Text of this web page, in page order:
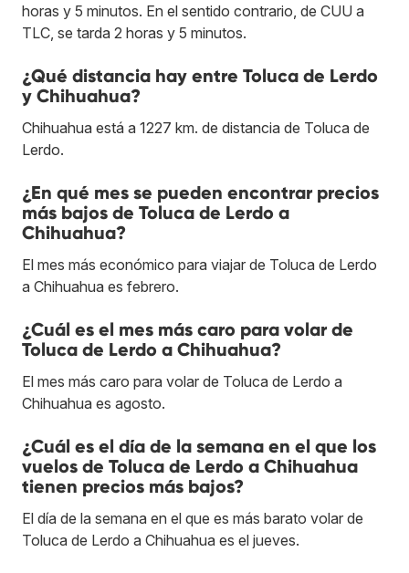
horas y 5 minutos. En el sentido contrario, de CUU a
TLC, se tarda 2 horas y 5 minutos.
¿Qué distancia hay entre Toluca de Lerdo
y Chihuahua?
Chihuahua está a 1227 km. de distancia de Toluca de
Lerdo.
¿En qué mes se pueden encontrar precios
más bajos de Toluca de Lerdo a
Chihuahua?
El mes más económico para viajar de Toluca de Lerdo
a Chihuahua es febrero.
¿Cuál es el mes más caro para volar de
Toluca de Lerdo a Chihuahua?
El mes más caro para volar de Toluca de Lerdo a
Chihuahua es agosto.
¿Cuál es el día de la semana en el que los
vuelos de Toluca de Lerdo a Chihuahua
tienen precios más bajos?
El día de la semana en el que es más barato volar de
Toluca de Lerdo a Chihuahua es el jueves.